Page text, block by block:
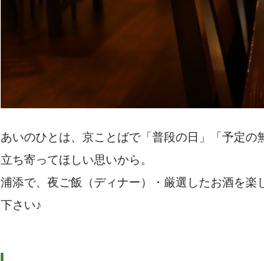
あいのひとは、京ことばで「普段の日」「予定
立ち寄ってほしい思いから。
浦添で、夜ご飯（ディナー）・厳選したお酒を
下さい♪